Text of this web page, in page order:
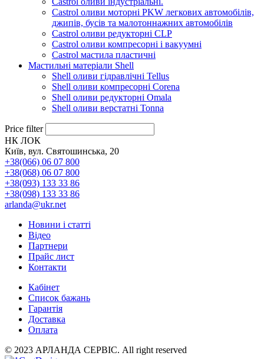
Castrol оливи моторні PKW легкових автомобілів,
джипів, бусів та малотоннажних автомобілів
Castrol оливи редукторні CLP
Castrol оливи компресорні і вакуумні
Castrol мастила пластичні
Мастильні матеріали Shell
Shell оливи гідравлічні Tellus
Shell оливи компресорні Corena
Shell оливи редукторні Omala
Shell оливи верстатні Tonna
Price filter
НК ЛОК
Київ, вул. Святошинська, 20
+38(066) 06 07 800
+38(068) 06 07 800
+38(093) 133 33 86
+38(098) 133 33 86
arlanda@ukr.net
Новини і статті
Відео
Партнери
Прайс лист
Контакти
Кабінет
Список бажань
Гарантія
Доставка
Оплата
© 2023 АРЛАНДА СЕРВІС. All right reserved